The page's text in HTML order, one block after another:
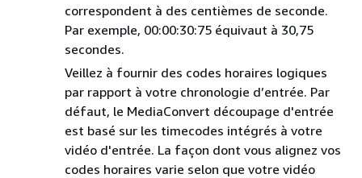
correspondent à des centièmes de seconde.
Par exemple, 00:00:30:75 équivaut à 30,75
secondes.
Veillez à fournir des codes horaires logiques
par rapport à votre chronologie d’entrée. Par
défaut, le MediaConvert découpage d'entrée
est basé sur les timecodes intégrés à votre
vidéo d'entrée. La façon dont vous alignez vos
codes horaires varie selon que votre vidéo